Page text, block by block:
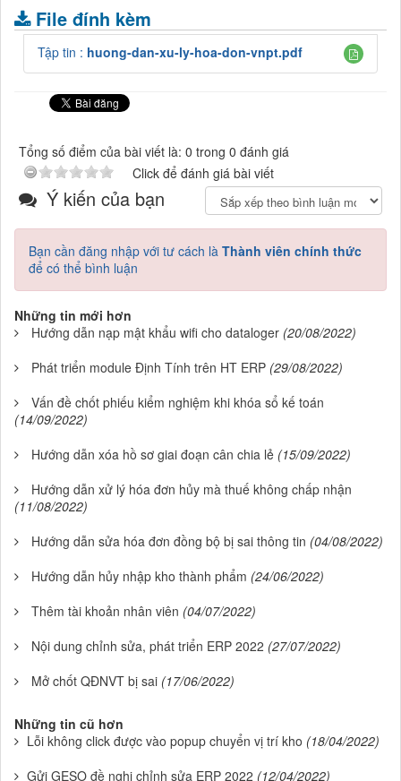
File đính kèm
Tập tin : huong-dan-xu-ly-hoa-don-vnpt.pdf
Tổng số điểm của bài viết là: 0 trong 0 đánh giá
Click để đánh giá bài viết
Ý kiến của bạn
Bạn cần đăng nhập với tư cách là Thành viên chính thức
để có thể bình luận
Những tin mới hơn
Hướng dẫn nạp mật khẩu wifi cho dataloger (20/08/2022)
Phát triển module Định Tính trên HT ERP (29/08/2022)
Vấn đề chốt phiếu kiểm nghiệm khi khóa sổ kế toán
(14/09/2022)
Hướng dẫn xóa hồ sơ giai đoạn cân chia lẻ (15/09/2022)
Hướng dẫn xử lý hóa đơn hủy mà thuế không chấp nhận
(11/08/2022)
Hướng dẫn sửa hóa đơn đồng bộ bị sai thông tin (04/08/2022)
Hướng dẫn hủy nhập kho thành phẩm (24/06/2022)
Thêm tài khoản nhân viên (04/07/2022)
Nội dung chỉnh sửa, phát triển ERP 2022 (27/07/2022)
Mở chốt QĐNVT bị sai (17/06/2022)
Những tin cũ hơn
Lỗi không click được vào popup chuyển vị trí kho (18/04/2022)
Gửi GESO đề nghị chỉnh sửa ERP 2022 (12/04/2022)